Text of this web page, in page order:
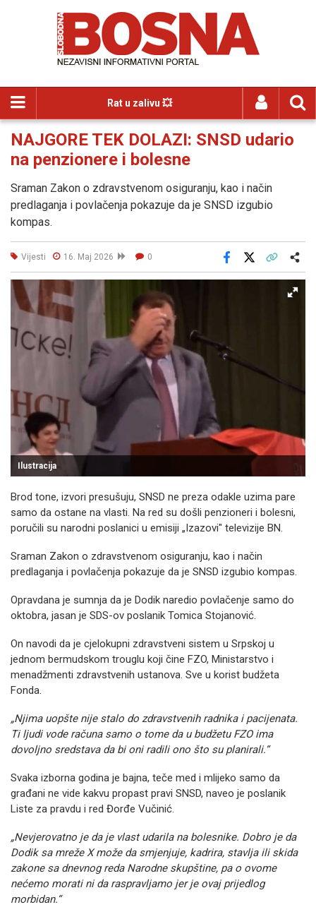
Rat u zalivu 💥
NAJGORE TEK DOLAZI: SNSD udario
na penzionere i bolesne
Sraman Zakon o zdravstvenom osiguranju, kao i način
predlaganja i povlačenja pokazuje da je SNSD izgubio
kompas.
Vijesti 16. Maj 2026 0
Facebook
Ilustracija
Brod tone, izvori presušuju, SNSD ne preza odakle uzima pare
samo da ostane na vlasti. Na red su došli penzioneri i bolesni,
poručili su narodni poslanici u emisiji „Izazovi" televizije BN.
Sraman Zakon o zdravstvenom osiguranju, kao i način
predlaganja i povlačenja pokazuje da je SNSD izgubio kompas.
Opravdana je sumnja da je Dodik naredio povlačenje samo do
oktobra, jasan je SDS-ov poslanik Tomica Stojanović.
On navodi da je cjelokupni zdravstveni sistem u Srpskoj u
jednom bermudskom trouglu koji čine FZO, Ministarstvo i
menadžmenti zdravstvenih ustanova. Sve u korist budžeta
Fonda.
„Njima uopšte nije stalo do zdravstvenih radnika i pacijenata.
Ti ljudi vode računa samo o tome da u budžetu FZO ima
dovoljno sredstava da bi oni radili ono što su planirali.“
Svaka izborna godina je bajna, teče med i mlijeko samo da
građani ne vide kakvu propast pravi SNSD, naveo je poslanik
Liste za pravdu i red Đorđe Vučinić.
„Nevjerovatno je da je vlast udarila na bolesnike. Dobro je da
Dodik sa mreže X može da smjenjuje, kadrira, stavlja ili skida
zakone sa dnevnog reda Narodne skupštine, pa o ovome
nećemo morati ni da raspravljamo jer je ovaj prijedlog
morbidan.“